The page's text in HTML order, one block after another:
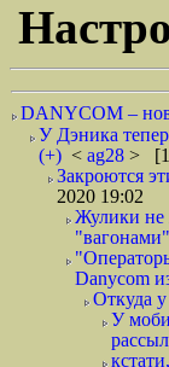
DANYCOM –
У Дэника
(+) < ag28 >
Закроются
2020 19:02
Жулики не
Danycom
Откуда
У